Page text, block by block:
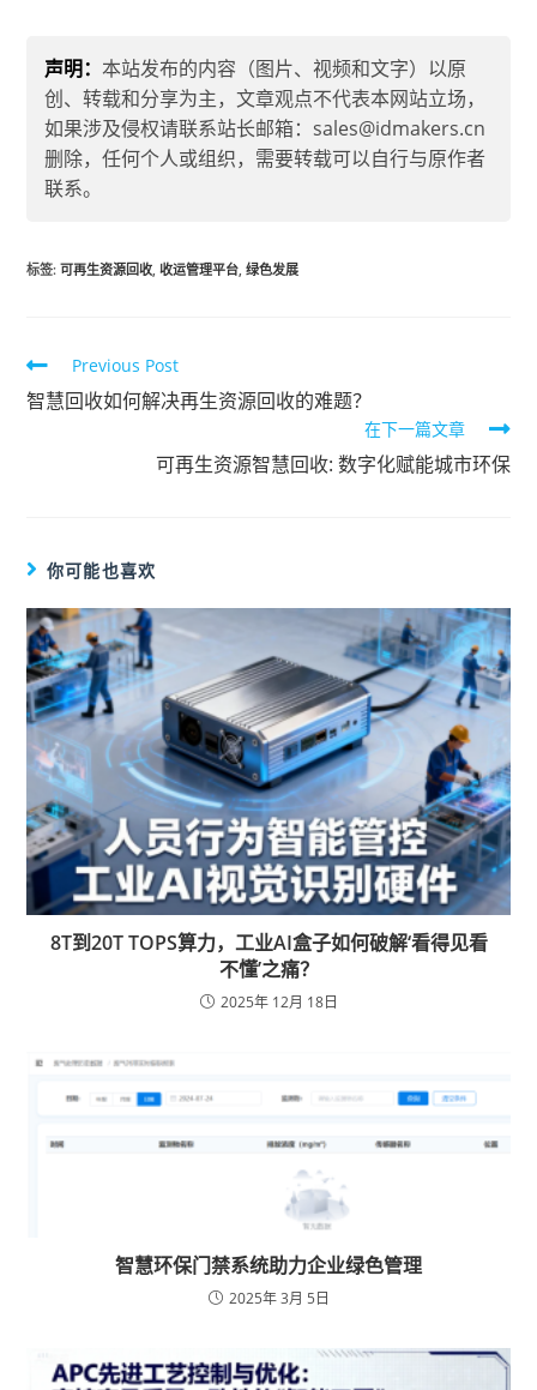
声明：本站发布的内容（图片、视频和文字）以原
创、转载和分享为主，文章观点不代表本网站立场，
如果涉及侵权请联系站长邮箱：sales@idmakers.cn
删除，任何个人或组织，需要转载可以自行与原作者
联系。
标签:可再生资源回收 收运管理平台 绿色发展
Previous Post
智慧回收如何解决再生资源回收的难题？
在下一篇文章
可再生资源智慧回收: 数字化赋能城市环保
你可能也喜欢
8T到20T TOPS算力，工业AI盒子如何破解‘看得见看
不懂’之痛？
2025年 12月 18日
智慧环保门禁系统助力企业绿色管理
2025年 3月 5日